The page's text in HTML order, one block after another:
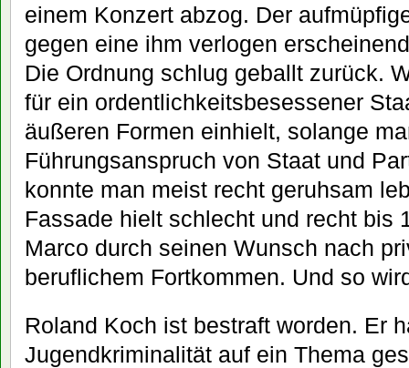
einem Konzert abzog. Der
gegen eine ihm verlogen
Die Ordnung schlug geballt zurück.
für ein ordentlichkeitsbesessener
äußeren Formen einhielt, solange
Führungsanspruch von Staat und
konnte man meist recht geruhsam
Fassade hielt schlecht und recht bis
Marco durch seinen Wunsch nach
beruflichem Fortkommen. Und so
Roland Koch ist bestraft worden. Er
Jugendkriminalität auf ein Thema